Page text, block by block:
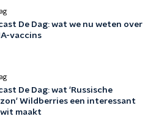
De Dag: wat we nu weten over
vaccins
De Dag: wat 'Russische
Wildberries een interessant
maakt